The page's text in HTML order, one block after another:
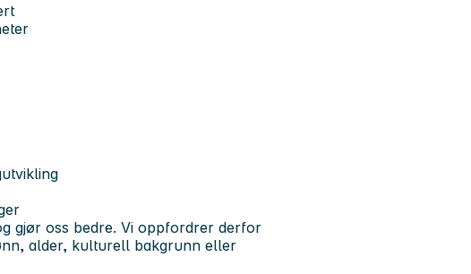
gjør oss bedre. Vi oppfordrer derfor
alder, kulturell bakgrunn eller